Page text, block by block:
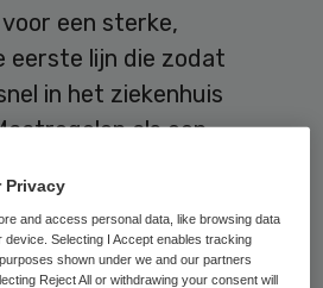
een sterke,
eerste lijn die zodat
in het ziekenhuis
als een
ouderen in de
meer
en een betere
Privacy
and access personal data, like browsing data
device. Selecting I Accept enables tracking
shown under we and our partners
Reject All or withdrawing your consent will